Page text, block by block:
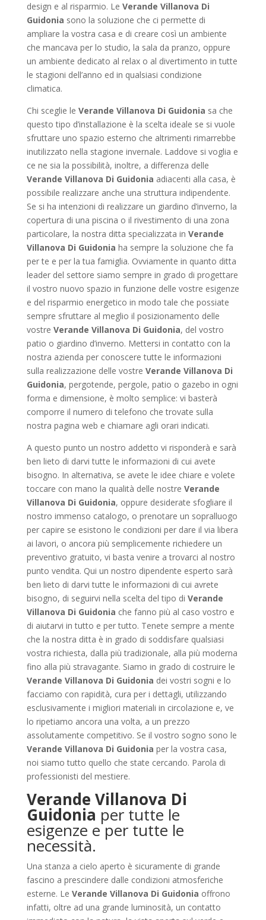
design e al risparmio. Le Verande Villanova Di
Guidonia sono la soluzione che ci permette di
ampliare la vostra casa e di creare così un ambiente
che mancava per lo studio, la sala da pranzo, oppure
un ambiente dedicato al relax o al divertimento in tutte
le stagioni dell’anno ed in qualsiasi condizione
climatica.
Chi sceglie le Verande Villanova Di Guidonia sa che
questo tipo d’installazione è la scelta ideale se si vuole
sfruttare uno spazio esterno che altrimenti rimarrebbe
inutilizzato nella stagione invernale. Laddove si voglia e
ce ne sia la possibilità, inoltre, a differenza delle
Verande Villanova Di Guidonia adiacenti alla casa, è
possibile realizzare anche una struttura indipendente.
Se si ha intenzioni di realizzare un giardino d’inverno, la
copertura di una piscina o il rivestimento di una zona
particolare, la nostra ditta specializzata in Verande
Villanova Di Guidonia ha sempre la soluzione che fa
per te e per la tua famiglia. Ovviamente in quanto ditta
leader del settore siamo sempre in grado di progettare
il vostro nuovo spazio in funzione delle vostre esigenze
e del risparmio energetico in modo tale che possiate
sempre sfruttare al meglio il posizionamento delle
vostre Verande Villanova Di Guidonia, del vostro
patio o giardino d’inverno. Mettersi in contatto con la
nostra azienda per conoscere tutte le informazioni
sulla realizzazione delle vostre Verande Villanova Di
Guidonia, pergotende, pergole, patio o gazebo in ogni
forma e dimensione, è molto semplice: vi basterà
comporre il numero di telefono che trovate sulla
nostra pagina web e chiamare agli orari indicati.
A questo punto un nostro addetto vi risponderà e sarà
ben lieto di darvi tutte le informazioni di cui avete
bisogno. In alternativa, se avete le idee chiare e volete
toccare con mano la qualità delle nostre Verande
Villanova Di Guidonia, oppure desiderate sfogliare il
nostro immenso catalogo, o prenotare un sopralluogo
per capire se esistono le condizioni per dare il via libera
ai lavori, o ancora più semplicemente richiedere un
preventivo gratuito, vi basta venire a trovarci al nostro
punto vendita. Qui un nostro dipendente esperto sarà
ben lieto di darvi tutte le informazioni di cui avrete
bisogno, di seguirvi nella scelta del tipo di Verande
Villanova Di Guidonia che fanno più al caso vostro e
di aiutarvi in tutto e per tutto. Tenete sempre a mente
che la nostra ditta è in grado di soddisfare qualsiasi
vostra richiesta, dalla più tradizionale, alla più moderna
fino alla più stravagante. Siamo in grado di costruire le
Verande Villanova Di Guidonia dei vostri sogni e lo
facciamo con rapidità, cura per i dettagli, utilizzando
esclusivamente i migliori materiali in circolazione e, ve
lo ripetiamo ancora una volta, a un prezzo
assolutamente competitivo. Se il vostro sogno sono le
Verande Villanova Di Guidonia per la vostra casa,
noi siamo tutto quello che state cercando. Parola di
professionisti del mestiere.
Verande Villanova Di
Guidonia per tutte le
esigenze e per tutte le
necessità.
Una stanza a cielo aperto è sicuramente di grande
fascino a prescindere dalle condizioni atmosferiche
esterne. Le Verande Villanova Di Guidonia offrono
infatti, oltre ad una grande luminosità, un contatto